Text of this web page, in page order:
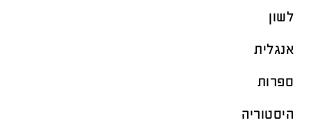
לשון
אנגלית
ספרות
היסטוריה